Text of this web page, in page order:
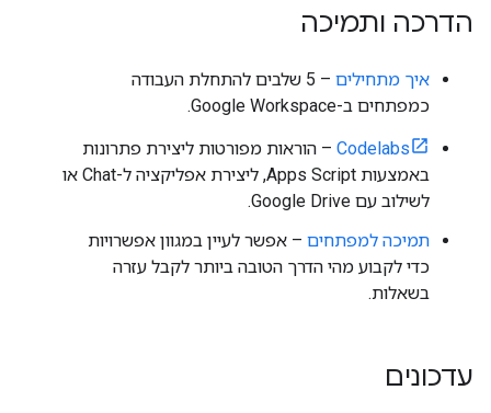
הדרכה ותמיכה
איך מתחילים
– 5 שלבים להתחלת העבודה
כמפתחים ב-Google Workspace.
Codelabs – הוראות מפורטות ליצירת פתרונות
באמצעות Apps Script, ליצירת אפליקציה ל-Chat או
לשילוב עם Google Drive.
תמיכה למפתחים – אפשר לעיין במגוון אפשרויות
כדי לקבוע מהי הדרך הטובה ביותר לקבל עזרה
בשאלות.
עדכונים